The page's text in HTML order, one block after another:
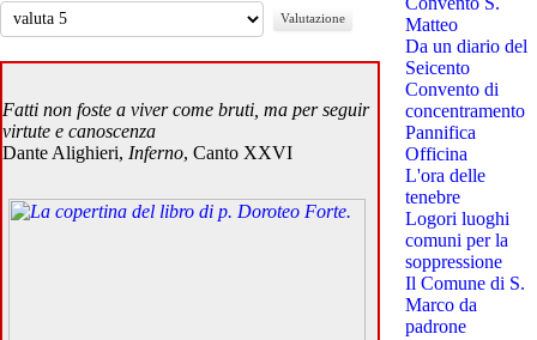
Valuta
Fatti non foste a viver come bruti, ma per seguir
virtute e canoscenza
Dante Alighieri, Inferno, Canto XXVI
Matteo
Da un diario del
Seicento
Convento di
concentramento
Pannifica
Officina
L'ora delle
tenebre
Logori luoghi
comuni per la
soppressione
Il Comune di S.
Marco da
padrone